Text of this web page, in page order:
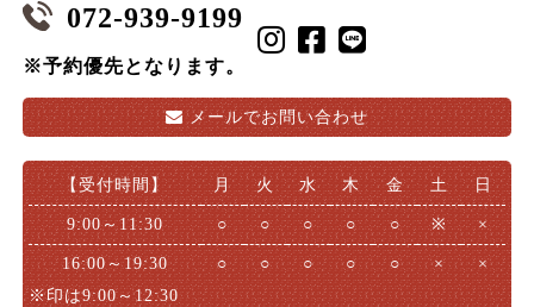
072-939-9199
※予約優先となります。
メールでお問い合わせ
【受付時間】 月 火 水 木 金 土 日
9:00～11:30 ○ ○ ○ ○ ○ ※ ×
16:00～19:30 ○ ○ ○ ○ ○ ×
×
※印は9:00～12:30